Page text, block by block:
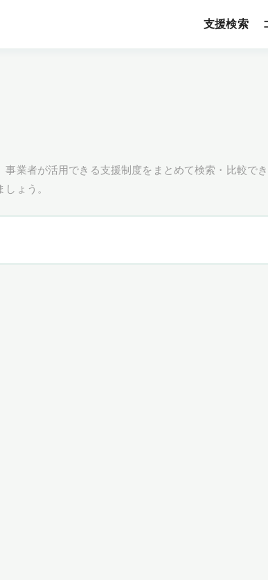
支援検索
業者が活用できる支援制度をまとめて検索・比較で
ょう。